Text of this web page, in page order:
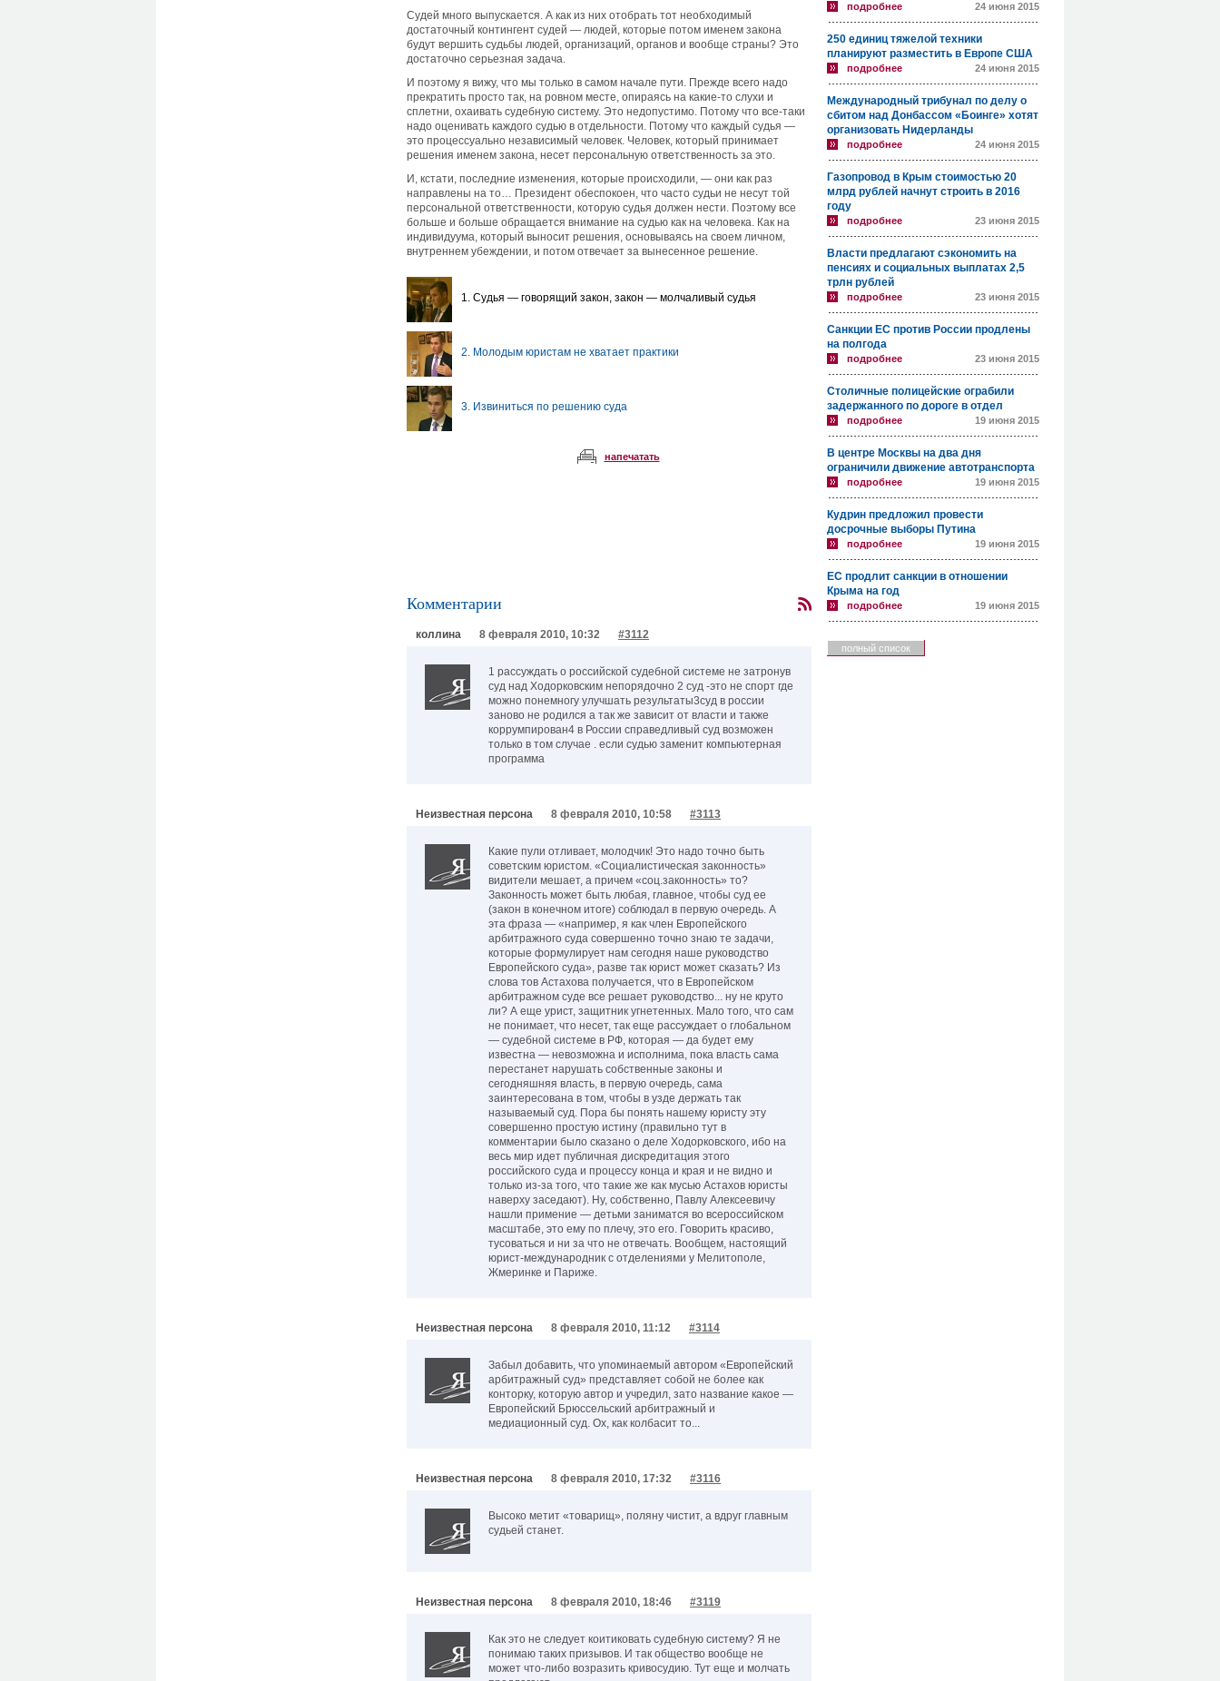
Судей много выпускается. А как из них отобрать тот необходимый
достаточный контингент судей — людей, которые потом именем закона
будут вершить судьбы людей, организаций, органов и вообще страны? Это
достаточно серьезная задача.
И поэтому я вижу, что мы только в самом начале пути. Прежде всего надо
прекратить просто так, на ровном месте, опираясь на какие-то слухи и
сплетни, охаивать судебную систему. Это недопустимо. Потому что все-таки
надо оценивать каждого судью в отдельности. Потому что каждый судья —
это процессуально независимый человек. Человек, который принимает
решения именем закона, несет персональную ответственность за это.
И, кстати, последние изменения, которые происходили, — они как раз
направлены на то… Президент обеспокоен, что часто судьи не несут той
персональной ответственности, которую судья должен нести. Поэтому все
больше и больше обращается внимание на судью как на человека. Как на
индивидуума, который выносит решения, основываясь на своем личном,
внутреннем убеждении, и потом отвечает за вынесенное решение.
1. Судья — говорящий закон, закон — молчаливый судья
2. Молодым юристам не хватает практики
3. Извиниться по решению суда
напечатать
Комментарии
коллина 8 февраля 2010, 10:32 #3112
1 рассуждать о российской судебной системе не затронув
суд над Ходорковским непорядочно 2 суд -это не спорт где
можно понемногу улучшать результаты3суд в россии
заново не родился а так же зависит от власти и также
коррумпирован4 в России справедливый суд возможен
только в том случае . если судью заменит компьютерная
программа
Неизвестная персона 8 февраля 2010, 10:58 #3113
Какие пули отливает, молодчик! Это надо точно быть
советским юристом. «Социалистическая законность»
видители мешает, а причем «соц.законность» то?
Законность может быть любая, главное, чтобы суд ее
(закон в конечном итоге) соблюдал в первую очередь. А
эта фраза — «например, я как член Европейского
арбитражного суда совершенно точно знаю те задачи,
которые формулирует нам сегодня наше руководство
Европейского суда», разве так юрист может сказать? Из
слова тов Астахова получается, что в Европейском
арбитражном суде все решает руководство... ну не круто
ли? А еще урист, защитник угнетенных. Мало того, что сам
не понимает, что несет, так еще рассуждает о глобальном
— судебной системе в РФ, которая — да будет ему
известна — невозможна и исполнима, пока власть сама
перестанет нарушать собственные законы и
сегодняшняя власть, в первую очередь, сама
заинтересована в том, чтобы в узде держать так
называемый суд. Пора бы понять нашему юристу эту
совершенно простую истину (правильно тут в
комментарии было сказано о деле Ходорковского, ибо на
весь мир идет публичная дискредитация этого
российского суда и процессу конца и края и не видно и
только из-за того, что такие же как мусью Астахов юристы
наверху заседают). Ну, собственно, Павлу Алексеевичу
нашли примение — детьми заниматся во всероссийском
масштабе, это ему по плечу, это его. Говорить красиво,
тусоваться и ни за что не отвечать. Вообщем, настоящий
юрист-международник с отделениями у Мелитополе,
Жмеринке и Париже.
Неизвестная персона 8 февраля 2010, 11:12 #3114
Забыл добавить, что упоминаемый автором «Европейский
арбитражный суд» представляет собой не более как
конторку, которую автор и учредил, зато название какое —
Европейский Брюссельский арбитражный и
медиационный суд. Ох, как колбасит то...
Неизвестная персона 8 февраля 2010, 17:32 #3116
Высоко метит «товарищ», поляну чистит, а вдруг главным
судьей станет.
Неизвестная персона 8 февраля 2010, 18:46 #3119
Как это не следует коитиковать судебную систему? Я не
понимаю таких призывов. И так общество вообще не
может что-либо возразить кривосудию. Тут еще и молчать
подробнее 24 июня 2015
250 единиц тяжелой техники
планируют разместить в Европе США
подробнее 24 июня 2015
Международный трибунал по делу о
сбитом над Донбассом «Боинге» хотят
организовать Нидерланды
подробнее 24 июня 2015
Газопровод в Крым стоимостью 20
млрд рублей начнут строить в 2016
году
подробнее 23 июня 2015
Власти предлагают сэкономить на
пенсиях и социальных выплатах 2,5
трлн рублей
подробнее 23 июня 2015
Санкции ЕС против России продлены
на полгода
подробнее 23 июня 2015
Столичные полицейские ограбили
задержанного по дороге в отдел
подробнее 19 июня 2015
В центре Москвы на два дня
ограничили движение автотранспорта
подробнее 19 июня 2015
Кудрин предложил провести
досрочные выборы Путина
подробнее 19 июня 2015
ЕС продлит санкции в отношении
Крыма на год
подробнее 19 июня 2015
полный список